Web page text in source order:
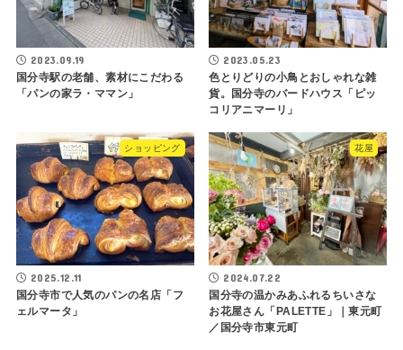
2023.09.19
国分寺駅の老舗、素材にこだわる
「パンの家ラ・ママン」
2023.05.23
色とりどりの小鳥とおしゃれな雑
貨。国分寺のバードハウス「ピッ
コリアニマーリ」
ショッピング
2025.12.11
国分寺市で人気のパンの名店「フ
ェルマータ」
花屋
2024.07.22
国分寺の温かみあふれるちいさな
お花屋さん「PALETTE」｜東元町
／国分寺市東元町